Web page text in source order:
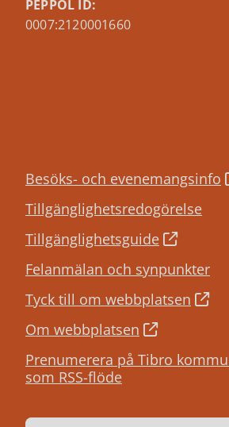
PEPPOL ID:
0007:2120001660
Besöks- och evenemangsinfo
Tillgänglighetsredogörelse
Tillgänglighetsguide
Felanmälan och synpunkter
Tyck till om webbplatsen
Om webbplatsen
Prenumerera på Tibro
som RSS-flöde